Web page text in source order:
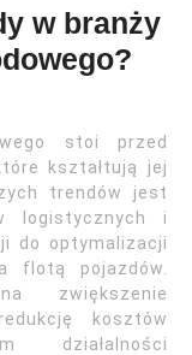
w branży
stoi przed
kształtują jej
trendów jest
logistycznych i
do optymalizacji
flotą pojazdów.
zwiększenie
kosztów
działalności